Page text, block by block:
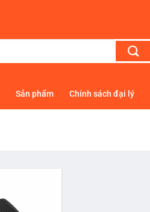
Sản phẩm Chính sách đại lý